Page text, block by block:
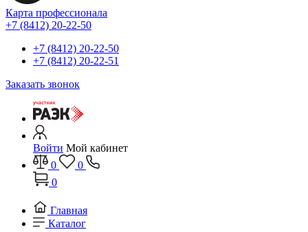
Карта профессионала
+7 (8412) 20-22-50
+7 (8412) 20-22-50
+7 (8412) 20-22-51
Заказать звонок
Войти Мой кабинет
0
0
0
Главная
Каталог